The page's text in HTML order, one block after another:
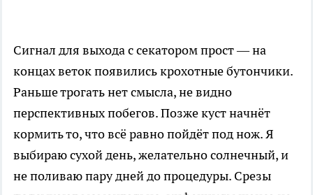
Сигнал для выхода с секатором прост — на
концах веток появились крохотные бутончики.
Раньше трогать нет смысла, не видно
перспективных побегов. Позже куст начнёт
кормить то, что всё равно пойдёт под нож. Я
выбираю сухой день, желательно солнечный, и
не поливаю пару дней до процедуры. Срезы